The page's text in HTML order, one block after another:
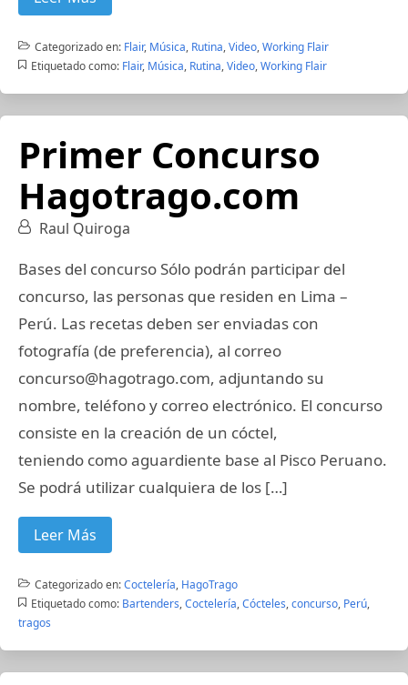
Categorizado en: Flair, Música, Rutina,Video,Working Flair
Etiquetado como: Flair, Música, Rutina,Video,Working Flair
Primer Concurso
Hagotrago.com
Raul Quiroga
Bases del concurso Sólo podrán participar del
concurso, las personas que residen en Lima –
Perú. Las recetas deben ser enviadas con
fotografía (de preferencia), al correo
concurso@hagotrago.com, adjuntando su
nombre, teléfono y correo electrónico. El concurso
consiste en la creación de un cóctel,
teniendo como aguardiente base al Pisco Peruano.
Se podrá utilizar cualquiera de los […]
Leer Más
Categorizado en:Coctelería, HagoTrago
Etiquetado como: Bartenders,Coctelería,Cócteles,concurso, Perú,
tragos